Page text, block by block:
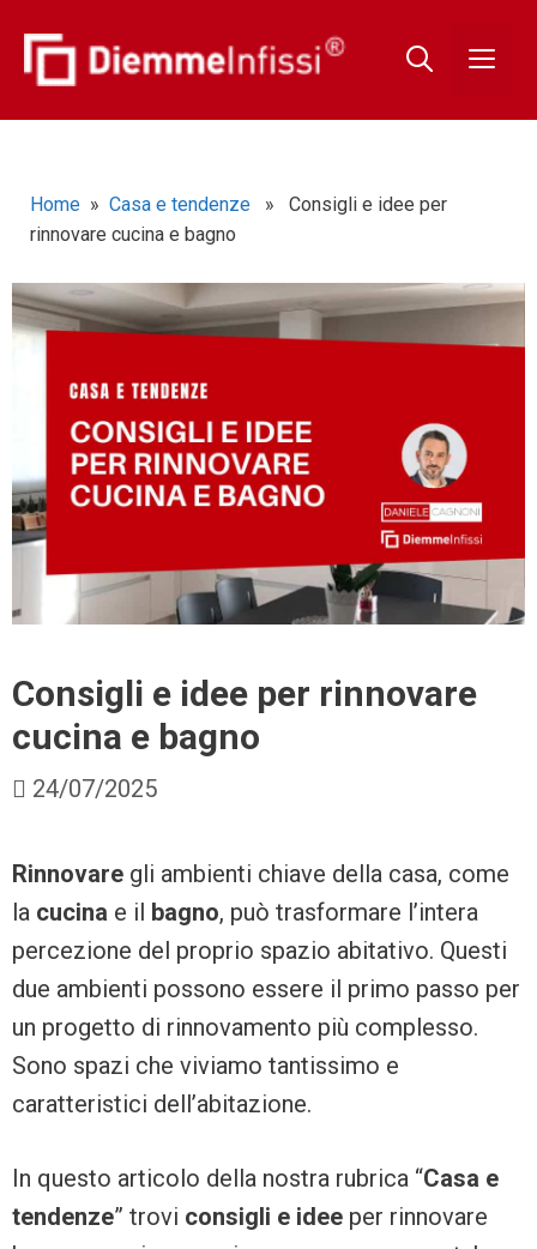
Home » Casa e tendenze » Consigli e idee per
rinnovare cucina e bagno
Consigli e idee per rinnovare
cucina e bagno
24/07/2025
Rinnovare gli ambienti chiave della casa, come
la cucina e il bagno, può trasformare l’intera
percezione del proprio spazio abitativo. Questi
due ambienti possono essere il primo passo per
un progetto di rinnovamento più complesso.
Sono spazi che viviamo tantissimo e
caratteristici dell’abitazione.
In questo articolo della nostra rubrica “Casa e
tendenze” trovi consigli e idee per rinnovare